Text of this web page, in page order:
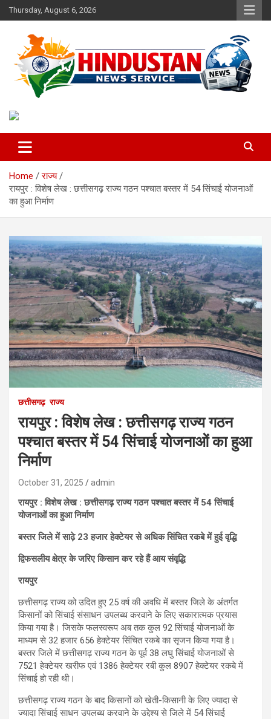
Skip
to
Thursday, August 6, 2026
Hindustan News Service
Home
राज्य
रायपुर : विशेष लेख : छत्तीसगढ़ राज्य गठन पश्चात बस्तर में 54 सिंचाई योजनाओं
का हुआ निर्माण
छत्तीसगढ़ राज्य
रायपुर : विशेष लेख : छत्तीसगढ़ राज्य गठन
पश्चात बस्तर में 54 सिंचाई योजनाओं का हुआ
निर्माण
October 31, 2025 admin
रायपुर : विशेष लेख : छत्तीसगढ़ राज्य गठन पश्चात बस्तर में 54 सिंचाई
योजनाओं का हुआ निर्माण
बस्तर जिले में साढ़े 23 हजार हेक्टेयर से अधिक सिंचित रकबे में हुई वृद्धि
द्विफसलीय क्षेत्र के जरिए किसान कर रहे हैं आय संवृद्धि
रायपुर
छत्तीसगढ़ राज्य को उदित हुए 25 वर्ष की अवधि में बस्तर जिले के अंतर्गत
किसानों को सिंचाई संसाधन उपलब्ध करवाने के लिए सकारात्मक प्रयास
किया गया है। जिसके फलस्वरूप अब तक कुल 92 सिंचाई योजनाओं के
माध्यम से 32 हजार 656 हेक्टेयर सिंचित रकबे का सृजन किया गया है।
बस्तर जिले में छत्तीसगढ़ राज्य गठन के पूर्व 38 लघु सिंचाई योजनाओं से
7521 हेक्टेयर खरीफ एवं 1386 हेक्टेयर रबी कुल 8907 हेक्टेयर रकबे में
सिंचाई हो रही थी।
छत्तीसगढ़ राज्य गठन के बाद किसानों को खेती-किसानी के लिए ज्यादा से
ज्यादा सिंचाई साधन उपलब्ध करवाने के उद्देश्य से जिले में 54 सिंचाई